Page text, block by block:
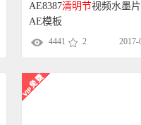
AE8387清明节视频水墨
AE模板
4441 2 2017-